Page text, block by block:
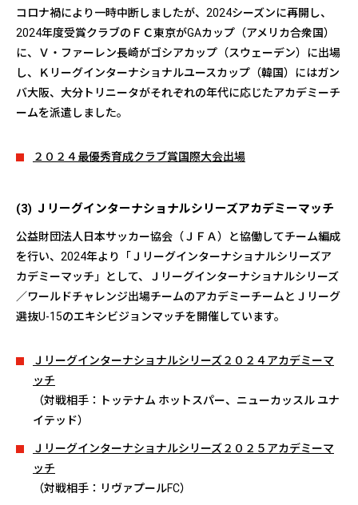
コロナ禍により一時中断しましたが、2024シーズンに再開し、
2024年度受賞クラブのＦＣ東京がGAカップ（アメリカ合衆国）
に、Ｖ・ファーレン長崎がゴシアカップ（スウェーデン）に出場
し、Ｋリーグインターナショナルユースカップ（韓国）にはガン
バ大阪、大分トリニータがそれぞれの年代に応じたアカデミーチ
ームを派遣しました。
２０２４最優秀育成クラブ賞国際大会出場
(3) Ｊリーグインターナショナルシリーズアカデミーマッチ
公益財団法人日本サッカー協会（ＪＦＡ）と協働してチーム編成
を行い、2024年より「Ｊリーグインターナショナルシリーズア
カデミーマッチ」として、Ｊリーグインターナショナルシリーズ
／ワールドチャレンジ出場チームのアカデミーチームとＪリーグ
選抜U-15のエキシビジョンマッチを開催しています。
Ｊリーグインターナショナルシリーズ２０２４アカデミーマ
ッチ
（対戦相手：トッテナム ホットスパー、ニューカッスル ユナ
イテッド）
Ｊリーグインターナショナルシリーズ２０２５アカデミーマ
ッチ
（対戦相手：リヴァプールFC）